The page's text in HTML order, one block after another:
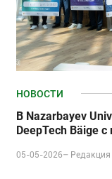
НОВОСТИ
В Nazarbayev
DeepTech Bäige
05-05-2026– Редакция